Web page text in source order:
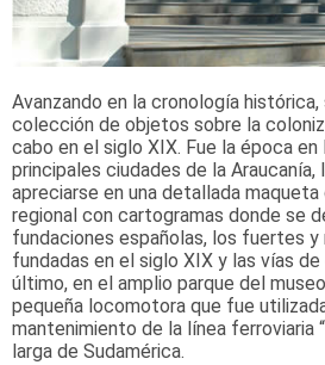
Avanzando en la cronología histórica,
colección de objetos sobre la
cabo en el siglo XIX. Fue la época
principales ciudades de la Araucanía,
apreciarse en una detallada
regional con cartogramas donde se
fundaciones españolas, los fuertes y
fundadas en el siglo XIX y las vías
último, en el amplio parque del
pequeña locomotora que fue
mantenimiento de la línea ferroviaria
larga de Sudamérica.